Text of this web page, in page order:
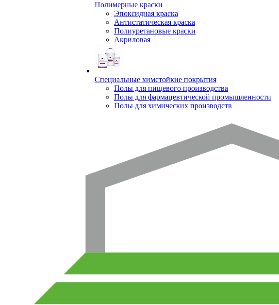
Полимерные краски
Эпоксидная краска
Антистатическая краска
Полиуретановые краски
Акриловая
Специальные химстойкие покрытия
Полы для пищевого производства
Полы для фармацевтической промышленности
Полы для химических производств